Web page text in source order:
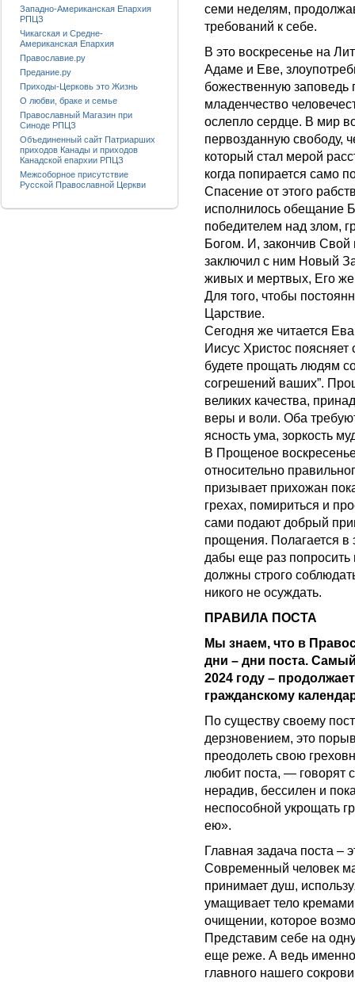
семи неделям,
требований к себе.
В это воскресенье на
Адаме и Еве,
божественную
младенчество
ослепло сердце. В мир
первозданную свободу,
который стал мерой
когда попирается само
Спасение от этого
исполнилось обещание
победителем над злом,
Богом. И, закончив Свой
заключил с ним Новый
живых и мертвых, Его же
Для того, чтобы
Царствие.
Сегодня же читается
Иисус Христос
будете прощать людям
согрешений ваших”.
великих качества,
веры и воли. Оба
ясность ума, зоркость
В Прощеное
относительно
призывает прихожан
грехах, помириться и
сами подают добрый
прощения. Полагается в
дабы еще раз
должны строго
никого не осуждать.
ПРАВИЛА ПОСТА
Мы знаем, что в
дни – дни поста.
2024 году –
гражданскому
По существу своему
дерзновением, это
преодолеть свою
любит поста, — говорят
нерадив, бессилен и
неспособной укрощать
ею».
Главная задача поста –
Современный человек
принимает душ,
умащивает тело
очищении, которое
Представим себе на
еще реже. А ведь
главного нашего
Западно-Американская Епархия
РПЦЗ
Чикагская и Средне-
Американская Епархия
Православие.ру
Предание.ру
Приходы-Церковь это Жизнь
О любви, браке и семье
Православный Магазин при
Синоде РПЦЗ
Объединенный сайт Патриарших
приходов Канады и приходов
Канадской епархии РПЦЗ
Межсоборное присутствие
Русской Православной Церкви